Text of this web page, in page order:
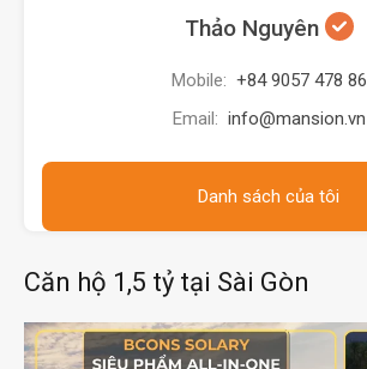
Thảo Nguyên
Mobile: +84 9057 478 86
Email: info@mansion.vn
Danh sách của tôi
Căn hộ 1,5 tỷ tại Sài Gòn